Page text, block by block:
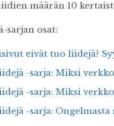
määrän 10
sarjan osat:
eivät tuo liidejä?
-sarja: Miksi
-sarja: Miksi
-sarja: Ongelmasta